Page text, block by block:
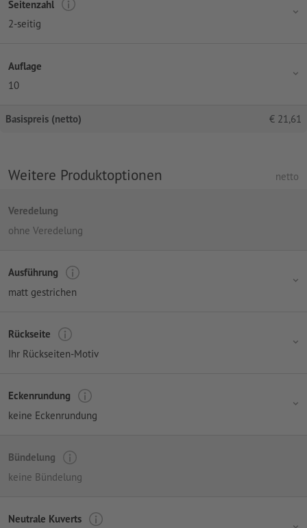
Seitenzahl
2-seitig
Auflage
10
Basispreis (netto) € 21,61
Weitere Produktoptionen netto
Veredelung
ohne Veredelung
Ausführung
matt gestrichen
Rückseite
Ihr Rückseiten-Motiv
Eckenrundung
keine Eckenrundung
Bündelung
keine Bündelung
Neutrale Kuverts